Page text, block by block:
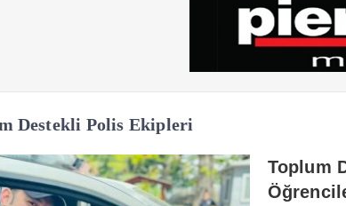
Destekli Polis Ekipleri
Toplum